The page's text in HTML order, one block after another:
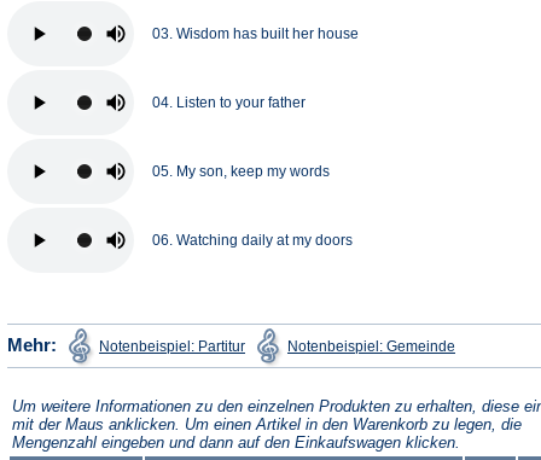
03. Wisdom has built her house
04. Listen to your father
05. My son, keep my words
06. Watching daily at my doors
Mehr: Notenbeispiel: Partitur
(Öffnet
in
einem
Tab)
Notenbeispiel: Gemeindein
einem
Tab)
Um weitere Informationen zu den einzelnen Produkten zu erhalten, diese
mit der Maus anklicken. Um einen Artikel in den Warenkorb zu legen, die
Mengenzahl eingeben und dann auf den Einkaufswagen klicken.